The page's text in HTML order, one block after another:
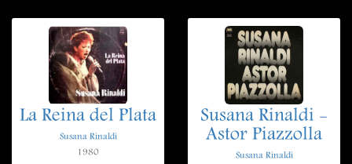
La Reina del Plata
Susana Rinaldi
1980
Susana Rinaldi -
Astor Piazzolla
Susana Rinaldi